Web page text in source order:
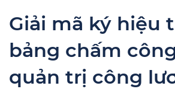
Giải mã ký hiệu
bảng chấm
quản trị công